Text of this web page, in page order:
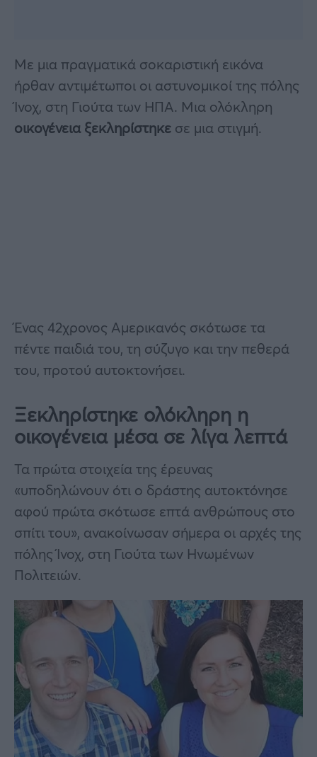
Με μια πραγματικά σοκαριστική εικόνα
ήρθαν αντιμέτωποι οι αστυνομικοί της πόλης
Ίνοχ, στη Γιούτα των ΗΠΑ. Μια ολόκληρη
οικογένεια ξεκληρίστηκε σε μια στιγμή.
Ένας 42χρονος Αμερικανός σκότωσε τα
πέντε παιδιά του, τη σύζυγο και την πεθερά
του, προτού αυτοκτονήσει.
Ξεκληρίστηκε ολόκληρη η
οικογένεια μέσα σε λίγα λεπτά
Τα πρώτα στοιχεία της έρευνας
«υποδηλώνουν ότι ο δράστης αυτοκτόνησε
αφού πρώτα σκότωσε επτά ανθρώπους στο
σπίτι του», ανακοίνωσαν σήμερα οι αρχές της
πόλης Ίνοχ, στη Γιούτα των Ηνωμένων
Πολιτειών.